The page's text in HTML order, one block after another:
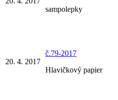
sampolepky
20. 4. 2017
č.79-2017
Hlavičkový papier